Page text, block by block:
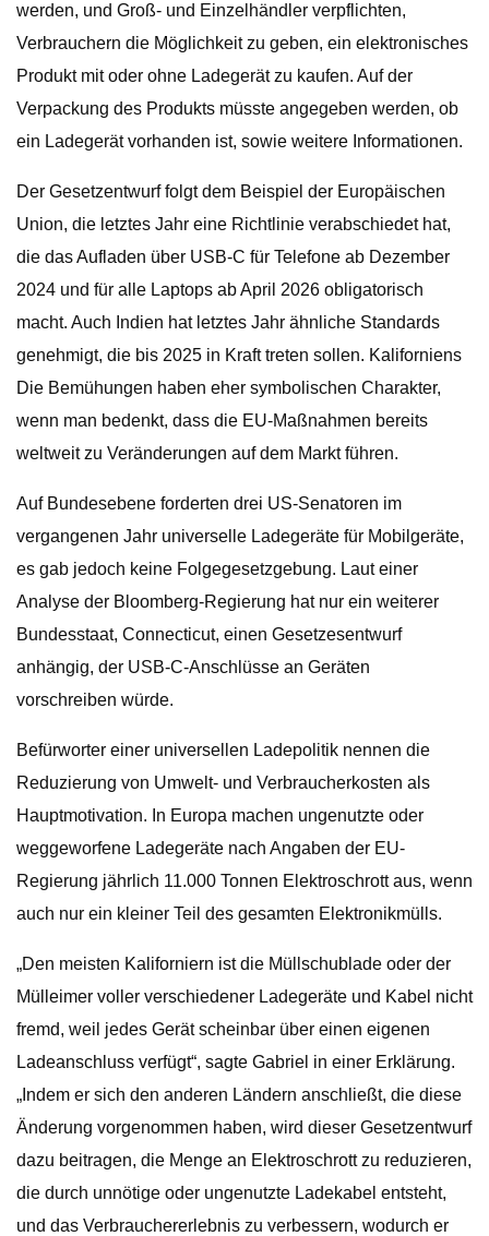
werden, und Groß- und Einzelhändler verpflichten,
Verbrauchern die Möglichkeit zu geben, ein elektronisches
Produkt mit oder ohne Ladegerät zu kaufen. Auf der
Verpackung des Produkts müsste angegeben werden, ob
ein Ladegerät vorhanden ist, sowie weitere Informationen.
Der Gesetzentwurf folgt dem Beispiel der Europäischen
Union, die letztes Jahr eine Richtlinie verabschiedet hat,
die das Aufladen über USB-C für Telefone ab Dezember
2024 und für alle Laptops ab April 2026 obligatorisch
macht. Auch Indien hat letztes Jahr ähnliche Standards
genehmigt, die bis 2025 in Kraft treten sollen. Kaliforniens
Die Bemühungen haben eher symbolischen Charakter,
wenn man bedenkt, dass die EU-Maßnahmen bereits
weltweit zu Veränderungen auf dem Markt führen.
Auf Bundesebene forderten drei US-Senatoren im
vergangenen Jahr universelle Ladegeräte für Mobilgeräte,
es gab jedoch keine Folgegesetzgebung. Laut einer
Analyse der Bloomberg-Regierung hat nur ein weiterer
Bundesstaat, Connecticut, einen Gesetzesentwurf
anhängig, der USB-C-Anschlüsse an Geräten
vorschreiben würde.
Befürworter einer universellen Ladepolitik nennen die
Reduzierung von Umwelt- und Verbraucherkosten als
Hauptmotivation. In Europa machen ungenutzte oder
weggeworfene Ladegeräte nach Angaben der EU-
Regierung jährlich 11.000 Tonnen Elektroschrott aus, wenn
auch nur ein kleiner Teil des gesamten Elektronikmülls.
„Den meisten Kaliforniern ist die Müllschublade oder der
Mülleimer voller verschiedener Ladegeräte und Kabel nicht
fremd, weil jedes Gerät scheinbar über einen eigenen
Ladeanschluss verfügt“, sagte Gabriel in einer Erklärung.
„Indem er sich den anderen Ländern anschließt, die diese
Änderung vorgenommen haben, wird dieser Gesetzentwurf
dazu beitragen, die Menge an Elektroschrott zu reduzieren,
die durch unnötige oder ungenutzte Ladekabel entsteht,
und das Verbrauchererlebnis zu verbessern, wodurch er